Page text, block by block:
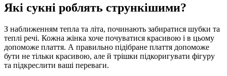
Які сукні роблять стрункішими?
З наближенням тепла та літа, починають забиратися шубки та
теплі речі. Кожна жінка хоче почуватися красивою і в цьому
допоможе плаття. А правильно підібране плаття допоможе
бути не тільки красивою, але й трішки підкоригувати фігуру
та підкреслити ваші переваги.